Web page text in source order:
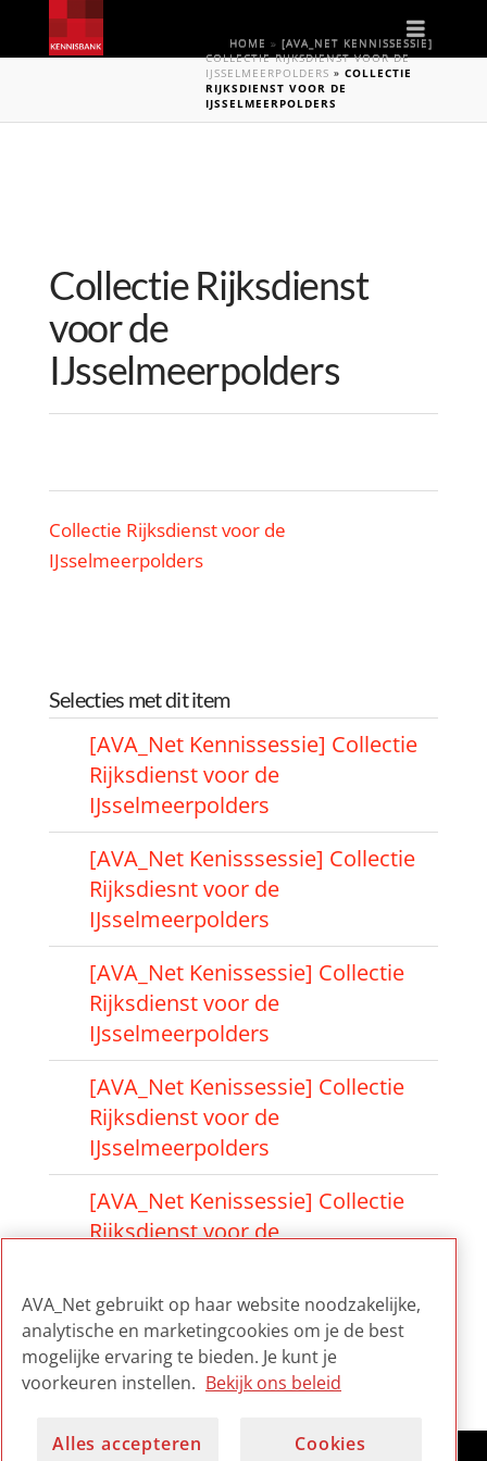
HOME » [AVA_NET KENNISSESSIE]
COLLECTIE RIJKSDIENST VOOR DE
IJSSELMEERPOLDERS » COLLECTIE
RIJKSDIENST VOOR DE
IJSSELMEERPOLDERS
Collectie Rijksdienst
voor de
IJsselmeerpolders
Collectie Rijksdienst voor de
IJsselmeerpolders
Selecties met dit item
[AVA_Net Kennissessie] Collectie
Rijksdienst voor de
IJsselmeerpolders
[AVA_Net Kenisssessie] Collectie
Rijksdiesnt voor de
IJsselmeerpolders
[AVA_Net Kenissessie] Collectie
Rijksdienst voor de
IJsselmeerpolders
[AVA_Net Kenissessie] Collectie
Rijksdienst voor de
IJsselmeerpolders
[AVA_Net Kenissessie] Collectie
Rijksdienst voor de
[AVA_Net Kennissessie] Collectie
Rijksdienst voor de
IJsselmeerpolders
AVA_Net gebruikt op haar website noodzakelijke,
analytische en marketingcookies om je de best
mogelijke ervaring te bieden. Je kunt je
voorkeuren instellen. Bekijk ons beleid
Alles accepteren
Cookies